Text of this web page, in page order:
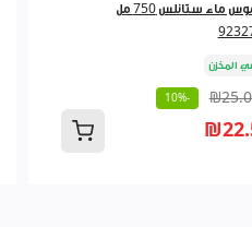
ثيرموس ماء ستانلس 750 مل
المخزن
-10%